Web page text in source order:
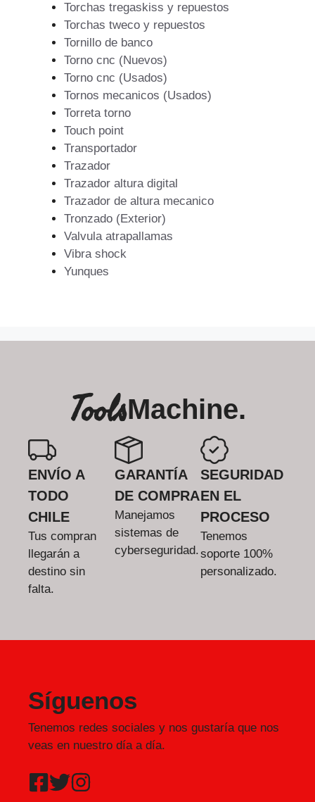
Torchas tregaskiss y repuestos
Torchas tweco y repuestos
Tornillo de banco
Torno cnc (Nuevos)
Torno cnc (Usados)
Tornos mecanicos (Usados)
Torreta torno
Touch point
Transportador
Trazador
Trazador altura digital
Trazador de altura mecanico
Tronzado (Exterior)
Valvula atrapallamas
Vibra shock
Yunques
ToolsMachine.
ENVÍO A
TODO
CHILE
Tus compran
llegarán a
destino sin
falta.
GARANTÍA
DE COMPRA
Manejamos
sistemas de
cyberseguridad.
SEGURIDAD
EN EL
PROCESO
Tenemos
soporte 100%
personalizado.
Síguenos
Tenemos redes sociales y nos gustaría que nos
veas en nuestro día a día.